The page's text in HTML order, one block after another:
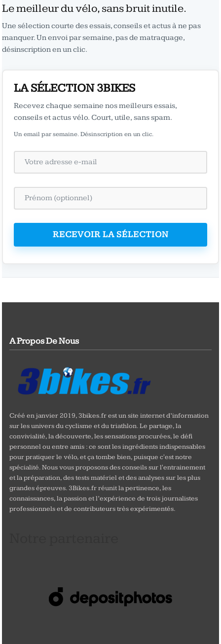
Le meilleur du vélo, sans bruit inutile.
Une sélection courte des essais, conseils et actus à ne pas
manquer. Un envoi par semaine, pas de matraquage,
désinscription en un clic.
LA SÉLECTION 3BIKES
Recevez chaque semaine nos meilleurs essais,
conseils et actus vélo. Court, utile, sans spam.
Un email par semaine. Désinscription en un clic.
RECEVOIR LA SÉLECTION
A Propos De Nous
Créé en janvier 2019, 3bikes.fr est un site internet d’information
sur les univers du cyclisme et du triathlon. Le partage, la
convivialité, la découverte, les sensations procurées, le défi
personnel ou entre amis : ce sont les ingrédients indispensables
pour pratiquer le vélo, et ça tombe bien, puisque c'est notre
spécialité. Nous vous proposons des conseils sur l'entrainement
et la préparation, des tests matériel et des analyses sur les plus
grandes épreuves. 3Bikes.fr réunit la pertinence, les
connaissances, la passion et l’expérience de trois journalistes
professionnels et de contributeurs très expérimentés.